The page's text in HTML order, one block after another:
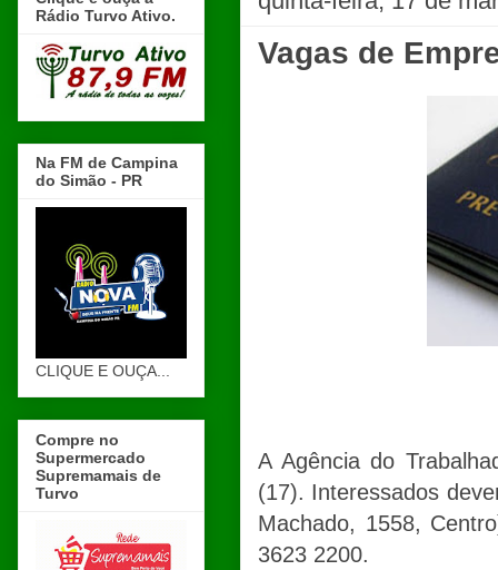
Vagas de
A Agência do
(17). Interessados
Machado, 1558,
3623 2200.
Rádio Turvo Ativo.
Na FM de Campina
do Simão - PR
CLIQUE E OUÇA...
Compre no
Supermercado
Supremamais de
Turvo